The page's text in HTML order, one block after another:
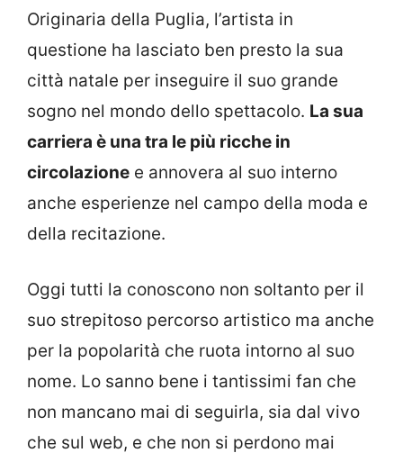
Originaria della Puglia, l’artista in
questione ha lasciato ben presto la sua
città natale per inseguire il suo grande
sogno nel mondo dello spettacolo. La sua
carriera è una tra le più ricche in
circolazione e annovera al suo interno
anche esperienze nel campo della moda e
della recitazione.
Oggi tutti la conoscono non soltanto per il
suo strepitoso percorso artistico ma anche
per la popolarità che ruota intorno al suo
nome. Lo sanno bene i tantissimi fan che
non mancano mai di seguirla, sia dal vivo
che sul web, e che non si perdono mai